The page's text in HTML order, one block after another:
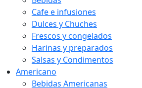
Cafe e infusiones
Dulces y Chuches
Frescos y congelados
Harinas y preparados
Salsas y Condimentos
Americano
Bebidas Americanas